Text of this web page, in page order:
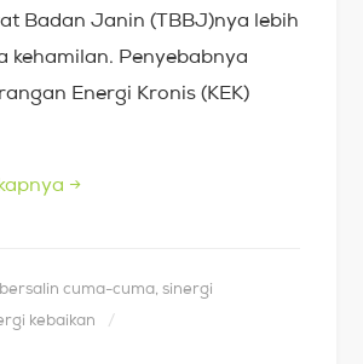
Badan Janin (TBBJ)nya lebih
kehamilan. Penyebabnya
Energi Kronis (KEK)
→
cuma-cuma ,sinergi
kebaikan